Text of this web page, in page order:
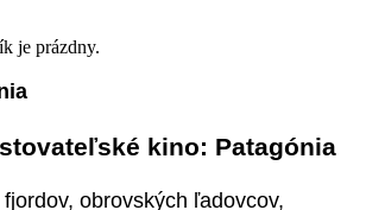
je prázdny.
kino: Patagónia
obrovských ľadovcov,